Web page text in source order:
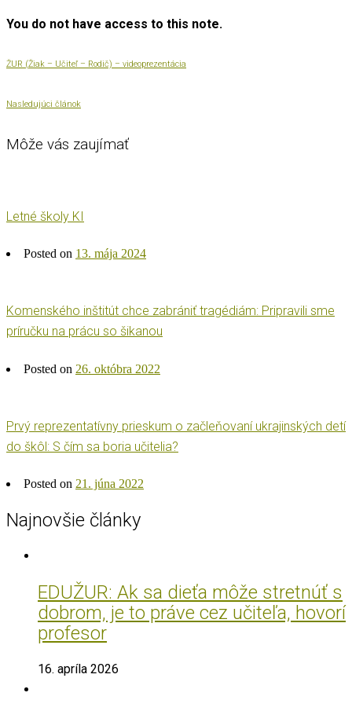
You do not have access to this note.
ŽUR (Žiak – Učiteľ – Rodič) – videoprezentácia
Nasledujúci článok
Môže vás zaujímať
Letné školy KI
Posted on 13. mája 2024
Komenského inštitút chce zabrániť tragédiám: Pripravili sme
príručku na prácu so šikanou
Posted on 26. októbra 2022
Prvý reprezentatívny prieskum o začleňovaní ukrajinských detí
do škôl: S čím sa boria učitelia?
Posted on 21. júna 2022
Najnovšie články
EDUŽUR: Ak sa dieťa môže stretnúť s
dobrom, je to práve cez učiteľa, hovorí
profesor
16. apríla 2026